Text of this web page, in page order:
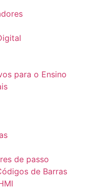
para o Ensino
de passo
de Barras